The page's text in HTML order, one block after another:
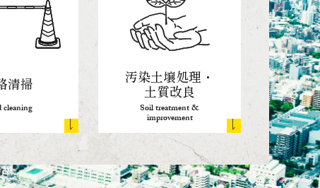
清掃
cleaning
汚染土壌処理・
土質改良
Soil treatment &
improvement